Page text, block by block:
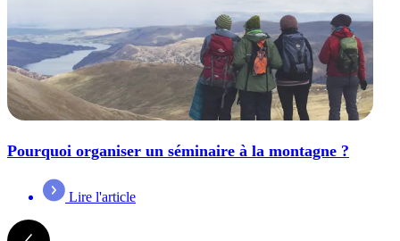
Pourquoi organiser un séminaire à la montagne ?
Lire l'article